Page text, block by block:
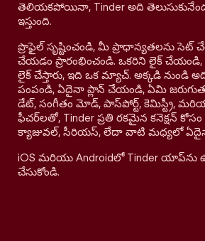
తెలియకపోయినా, Tinder అది
ఇస్తుంది.
ప్రొఫైల్ సృష్టించండి, మీ ప్రాధాన్యతలను
చేయడం ప్రారంభించండి. ఒకరిని లైక్
లైక్ చేస్తారు, ఇది ఒక మ్యాచ్. అక్కడి నుండి
పంపండి, ఏదైనా ప్లాన్ చేయండి, ఏమి
డేట్, సంగీతం మోడ్, పాస్‌పోర్ట్, కెమిస్ట్రీ,
ఫీచర్‌లతో, Tinder ప్రతి రకమైన కనెక్షన్
క్యాజువల్, సీరియస్, లేదా వాటి మధ్యలో
iOS మరియు Androidలో Tinder
చేసుకోండి.